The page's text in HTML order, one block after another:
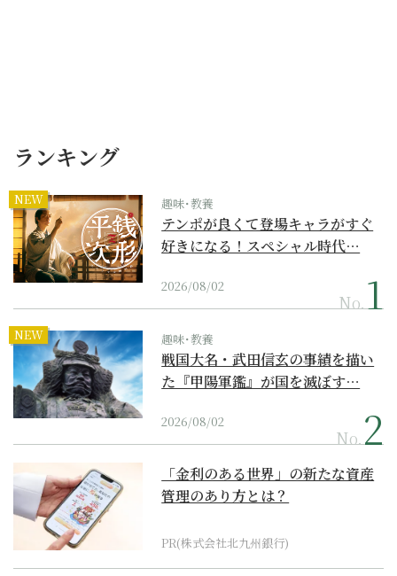
ランキング
NEW 趣味･教養
テンポが良くて登場キャラがすぐ
好きになる！スペシャル時代…
2026/08/02
No.
NEW 趣味･教養
戦国大名・武田信玄の事績を描い
た『甲陽軍鑑』が国を滅ぼす…
2026/08/02
No.
「金利のある世界」の新たな資産
管理のあり方とは？
PR(株式会社北九州銀行)